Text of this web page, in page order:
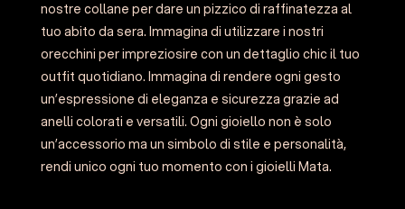
nostre collane per dare un pizzico di raffinatezza al
tuo abito da sera. Immagina di utilizzare i nostri
orecchini per impreziosire con un dettaglio chic il tuo
outfit quotidiano. Immagina di rendere ogni gesto
un’espressione di eleganza e sicurezza grazie ad
anelli colorati e versatili. Ogni gioiello non è solo
un’accessorio ma un simbolo di stile e personalità,
rendi unico ogni tuo momento con i gioielli Mata.